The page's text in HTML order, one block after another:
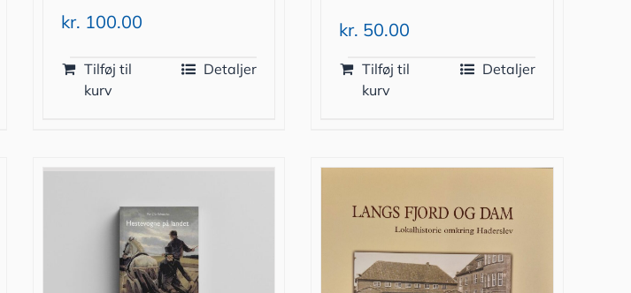
kr. 100.00
Tilføj til
kurv
Detaljer
kr. 50.00
Tilføj til
kurv
Detaljer